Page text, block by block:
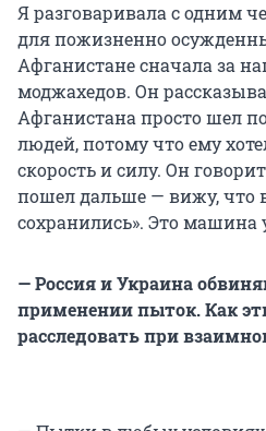
Я разговаривала с одним
для пожизненно
Афганистане сначала за
моджахедов. Он
Афганистана просто шел
людей, потому что ему
скорость и силу. Он
пошел дальше — вижу, что
сохранились». Это машина
— Россия и Украина
применении пыток. Как
расследовать при